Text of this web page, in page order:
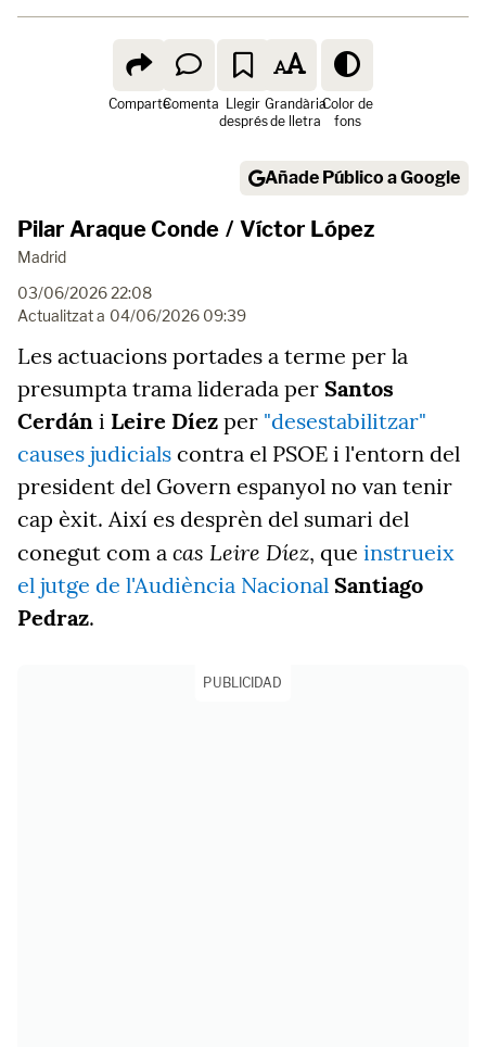
ComparteComenta Llegir
després
Grandària
de lletra
Color de
fons
Añade Público a Google
Pilar Araque Conde / Víctor López
Madrid
03/06/2026 22:08
Actualitzat a 04/06/2026 09:39
Les actuacions portades a terme per la
presumpta trama liderada per Santos
Cerdán i Leire Díez per "desestabilitzar"
causes judicials contra el PSOE i l'entorn del
president del Govern espanyol no van tenir
cap èxit. Així es desprèn del sumari del
conegut com a cas Leire Díez, que instrueix
el jutge de l'Audiència Nacional Santiago
Pedraz.
PUBLICIDAD